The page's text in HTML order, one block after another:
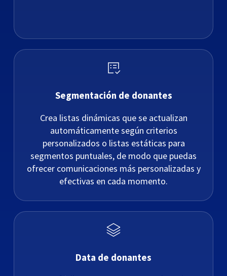
Segmentación de donantes
Crea listas dinámicas que se actualizan
automáticamente según criterios
personalizados o listas estáticas para
segmentos puntuales, de modo que puedas
ofrecer comunicaciones más personalizadas y
efectivas en cada momento.
Data de donantes